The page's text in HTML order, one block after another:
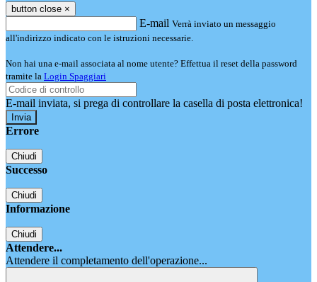
button close ×
E-mail Verrà inviato un messaggio
all'indirizzo indicato con le istruzioni necessarie.
Non hai una e-mail associata al nome utente? Effettua il reset della password
tramite la Login Spaggiari
E-mail inviata, si prega di controllare la casella di posta elettronica!
Errore
Chiudi
Successo
Chiudi
Informazione
Chiudi
Attendere...
Attendere il completamento dell'operazione...